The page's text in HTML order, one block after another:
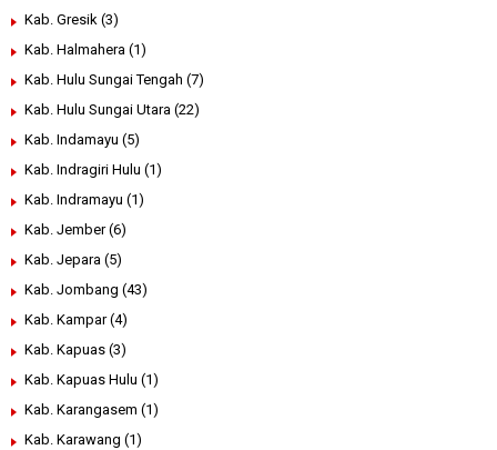
Kab. Gresik (3)
Kab. Halmahera (1)
Kab. Hulu Sungai Tengah (7)
Kab. Hulu Sungai Utara (22)
Kab. Indamayu (5)
Kab. Indragiri Hulu (1)
Kab. Indramayu (1)
Kab. Jember (6)
Kab. Jepara (5)
Kab. Jombang (43)
Kab. Kampar (4)
Kab. Kapuas (3)
Kab. Kapuas Hulu (1)
Kab. Karangasem (1)
Kab. Karawang (1)